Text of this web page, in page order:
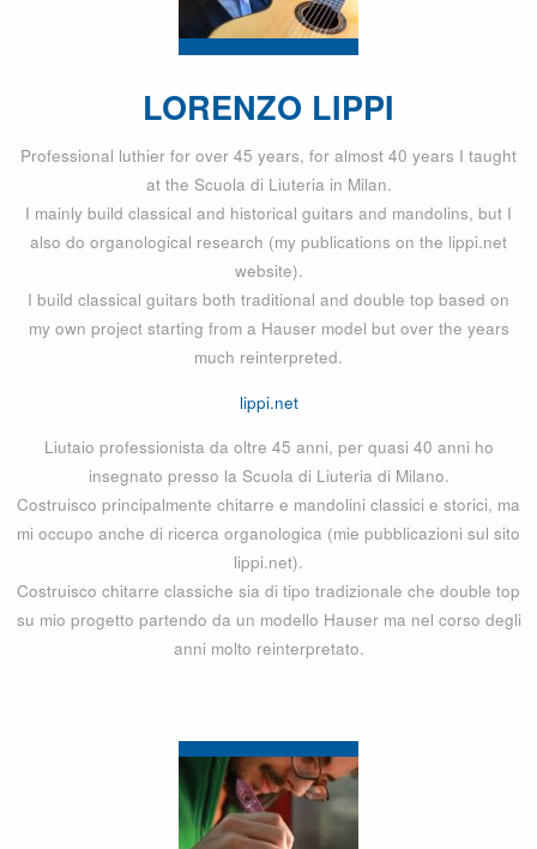
LORENZO LIPPI
Professional luthier for over 45 years, for almost 40 years I taught
at the Scuola di Liuteria in Milan.
I mainly build classical and historical guitars and mandolins, but I
also do organological research (my publications on the lippi.net
website).
I build classical guitars both traditional and double top based on
my own project starting from a Hauser model but over the years
much reinterpreted.
lippi.net
Liutaio professionista da oltre 45 anni, per quasi 40 anni ho
insegnato presso la Scuola di Liuteria di Milano.
Costruisco principalmente chitarre e mandolini classici e storici, ma
mi occupo anche di ricerca organologica (mie pubblicazioni sul sito
lippi.net).
Costruisco chitarre classiche sia di tipo tradizionale che double top
su mio progetto partendo da un modello Hauser ma nel corso degli
anni molto reinterpretato.